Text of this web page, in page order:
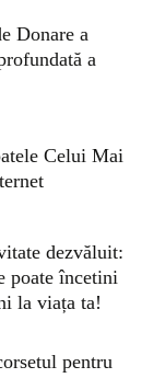
Donare a
a
Celui Mai
dezvăluit:
poate încetini
la viața ta!
pentru